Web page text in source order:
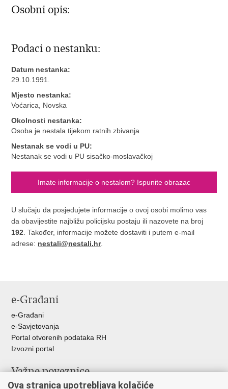
Osobni opis:
Podaci o nestanku:
Datum nestanka:
29.10.1991.
Mjesto nestanka:
Voćarica, Novska
Okolnosti nestanka:
Osoba je nestala tijekom ratnih zbivanja
Nestanak se vodi u PU:
Nestanak se vodi u PU sisačko-moslavačkoj
Imate informacije o nestalom? Ispunite obrazac
U slučaju da posjedujete informacije o ovoj osobi molimo vas
da obavijestite najbližu policijsku postaju ili nazovete na broj
192 . Također, informacije možete dostaviti i putem e-mail
adrese: nestali@nestali.hr.
e-Građani
e-Građani
e-Savjetovanja
Portal otvorenih podataka RH
Izvozni portal
Važne poveznice
Ministarstvo unutarnjih poslova RH
Ova stranica upotrebljava kolačiće